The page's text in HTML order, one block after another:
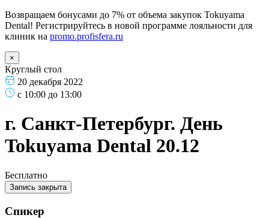
Возвращаем бонусами до 7% от объема закупок Tokuyama
Dental! Регистрируйтесь в новой программе лояльности для
клиник на promo.profisfera.ru
×
Круглый стол
20 декабря 2022
с 10:00 до 13:00
г. Санкт-Петербург. День
Tokuyama Dental 20.12
Бесплатно
Запись закрыта
Спикер